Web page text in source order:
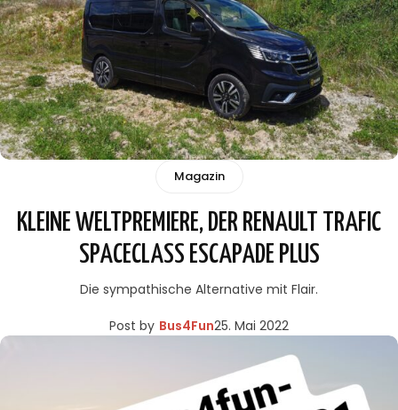
Magazin
KLEINE WELTPREMIERE, DER RENAULT TRAFIC
SPACECLASS ESCAPADE PLUS
Die sympathische Alternative mit Flair.
Post by Bus4Fun25. Mai 2022